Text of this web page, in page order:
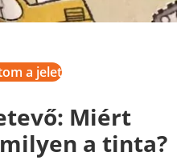
a jelet
Miért
a tinta?